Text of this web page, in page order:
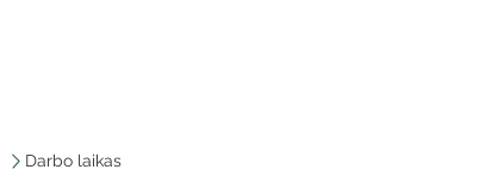
Darbo laikas